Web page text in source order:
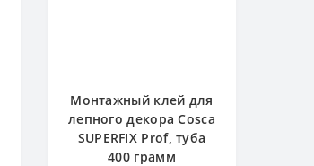
Монтажный клей для
лепного декора Cosca
SUPERFIX Prof, туба
400 грамм